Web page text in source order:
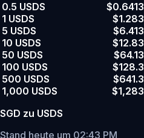
0.5 USDS
$0.6413
1 USDS
$1.283
5 USDS
$6.413
10 USDS
$12.83
50 USDS
$64.13
100 USDS
$128.3
500 USDS
$641.3
1,000 USDS
$1,283
SGD zu USDS
Stand heute um 02:43 PM